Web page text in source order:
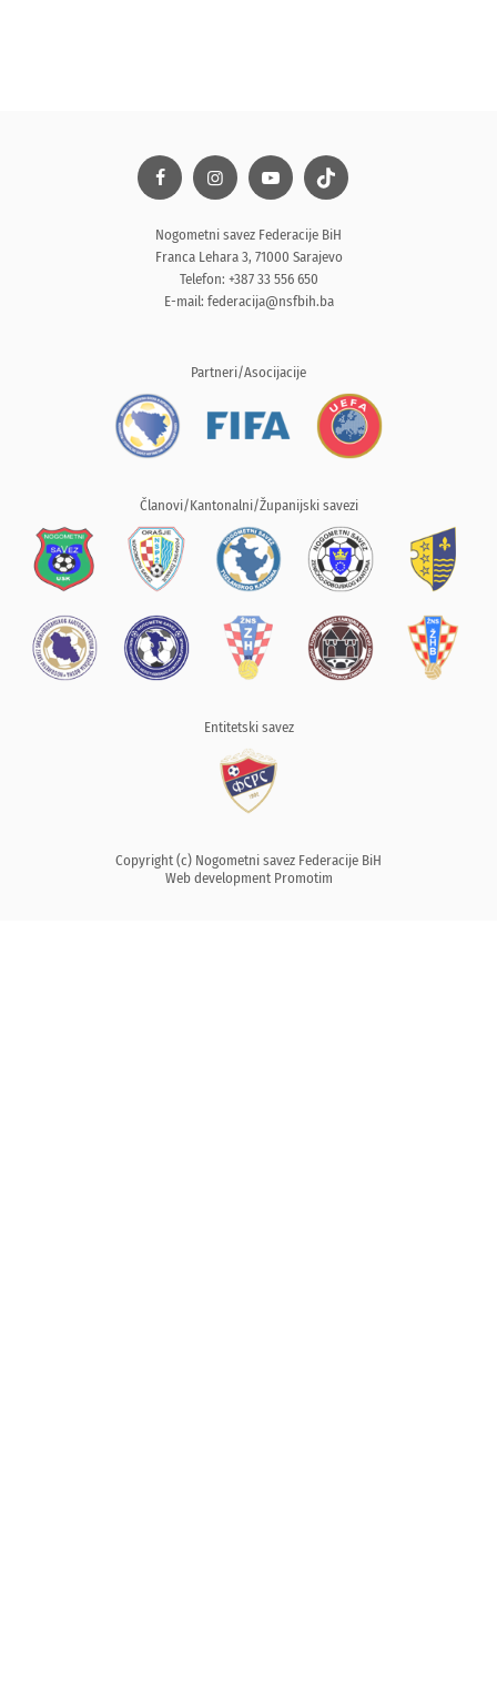
Nogometni savez Federacije BiH
Franca Lehara 3, 71000 Sarajevo
Telefon: +387 33 556 650
E-mail: federacija@nsfbih.ba
Partneri/Asocijacije
Članovi/Kantonalni/Županijski savezi
Entitetski savez
Copyright (c) Nogometni savez Federacije BiH
Web development Promotim